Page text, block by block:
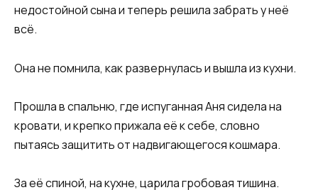
недостойной сына и теперь решила забрать у неё
всё.
Она не помнила, как развернулась и вышла из кухни.
Прошла в спальню, где испуганная Аня сидела на
кровати, и крепко прижала её к себе, словно
пытаясь защитить от надвигающегося кошмара.
За её спиной, на кухне, царила гробовая тишина.